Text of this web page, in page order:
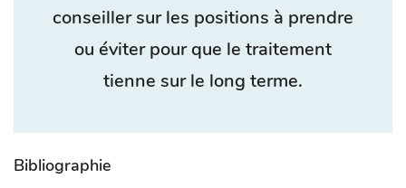
conseiller sur les positions à prendre
ou éviter pour que le traitement
tienne sur le long terme.
Bibliographie